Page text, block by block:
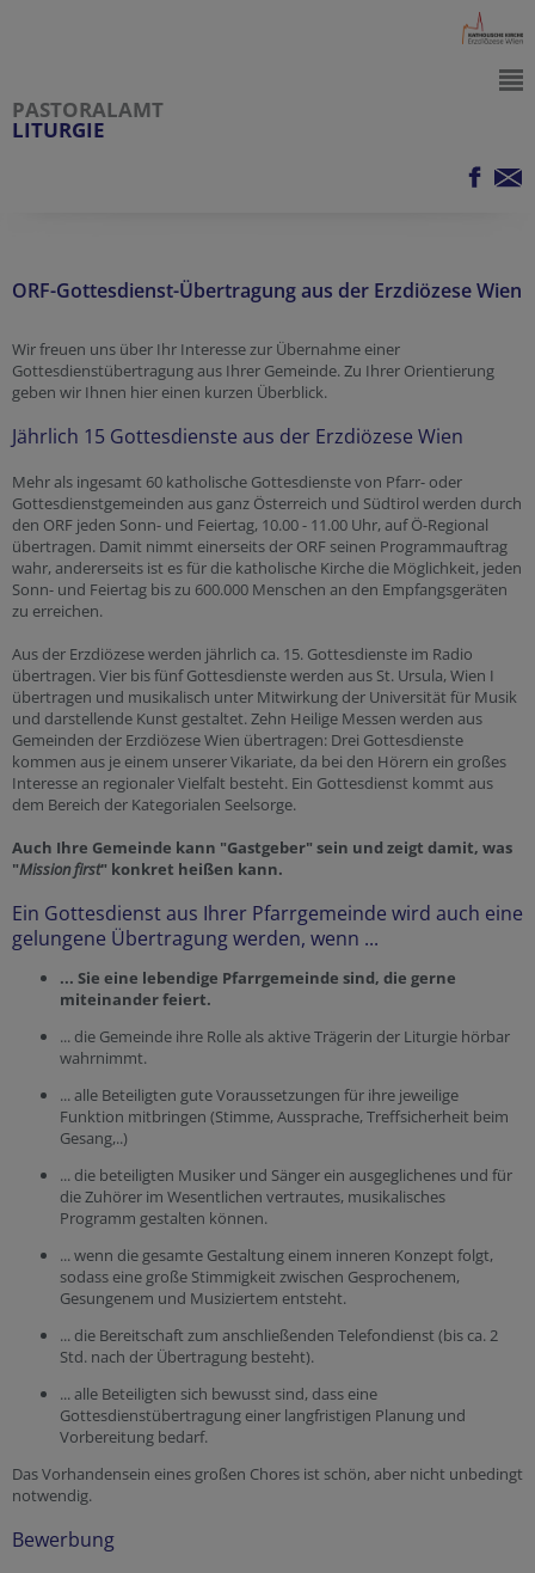
PASTORALAMT
LITURGIE
ORF-Gottesdienst-Übertragung aus der Erzdiözese Wien
Wir freuen uns über Ihr Interesse zur Übernahme einer
Gottesdienstübertragung aus Ihrer Gemeinde. Zu Ihrer Orientierung
geben wir Ihnen hier einen kurzen Überblick.
Jährlich 15 Gottesdienste aus der Erzdiözese Wien
Mehr als ingesamt 60 katholische Gottesdienste von Pfarr- oder
Gottesdienstgemeinden aus ganz Österreich und Südtirol werden durch
den ORF jeden Sonn- und Feiertag, 10.00 - 11.00 Uhr, auf Ö-Regional
übertragen. Damit nimmt einerseits der ORF seinen Programmauftrag
wahr, andererseits ist es für die katholische Kirche die Möglichkeit, jeden
Sonn- und Feiertag bis zu 600.000 Menschen an den Empfangsgeräten
zu erreichen.
Aus der Erzdiözese werden jährlich ca. 15. Gottesdienste im Radio
übertragen. Vier bis fünf Gottesdienste werden aus St. Ursula, Wien I
übertragen und musikalisch unter Mitwirkung der Universität für Musik
und darstellende Kunst gestaltet. Zehn Heilige Messen werden aus
Gemeinden der Erzdiözese Wien übertragen: Drei Gottesdienste
kommen aus je einem unserer Vikariate, da bei den Hörern ein großes
Interesse an regionaler Vielfalt besteht. Ein Gottesdienst kommt aus
dem Bereich der Kategorialen Seelsorge.
Auch Ihre Gemeinde kann "Gastgeber" sein und zeigt damit, was
"Mission first" konkret heißen kann.
Ein Gottesdienst aus Ihrer Pfarrgemeinde wird auch eine
gelungene Übertragung werden, wenn ...
... Sie eine lebendige Pfarrgemeinde sind, die gerne
miteinander feiert.
... die Gemeinde ihre Rolle als aktive Trägerin der Liturgie hörbar
wahrnimmt.
... alle Beteiligten gute Voraussetzungen für ihre jeweilige
Funktion mitbringen (Stimme, Aussprache, Treffsicherheit beim
Gesang,..)
... die beteiligten Musiker und Sänger ein ausgeglichenes und für
die Zuhörer im Wesentlichen vertrautes, musikalisches
Programm gestalten können.
... wenn die gesamte Gestaltung einem inneren Konzept folgt,
sodass eine große Stimmigkeit zwischen Gesprochenem,
Gesungenem und Musiziertem entsteht.
... die Bereitschaft zum anschließenden Telefondienst (bis ca. 2
Std. nach der Übertragung besteht).
... alle Beteiligten sich bewusst sind, dass eine
Gottesdienstübertragung einer langfristigen Planung und
Vorbereitung bedarf.
Das Vorhandensein eines großen Chores ist schön, aber nicht unbedingt
notwendig.
Bewerbung